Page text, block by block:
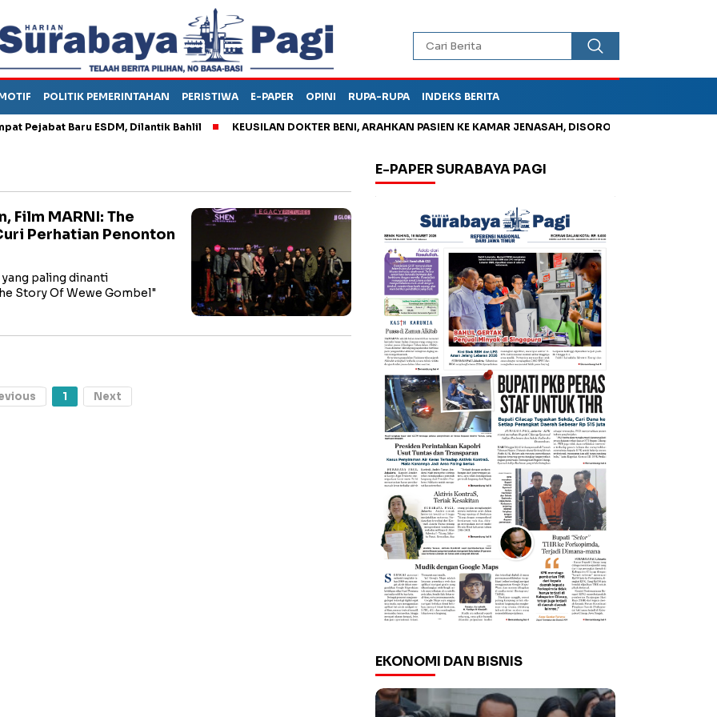
POLITIK PEMERINTAHAN PERISTIWA E-PAPER OPINI RUPA-RUPA INDEKS BERITA
Baru ESDM, Dilantik Bahlil KEUSILAN DOKTER BENI, ARAHKAN PASIEN KE KAMAR JENASAH, DISOROT
Film MARNI: The
Perhatian Penonton
paling dinanti
Story Of Wewe Gombel"
1 Next
E-PAPER SURABAYA PAGI
EKONOMI DAN BISNIS